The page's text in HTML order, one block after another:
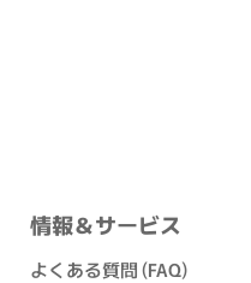
情報＆サービス
よくある質問 (FAQ)